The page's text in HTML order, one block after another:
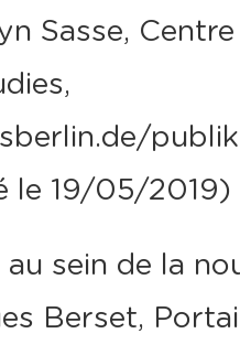
Sasse,
le 19/05/2019)
sein de la
Berset,